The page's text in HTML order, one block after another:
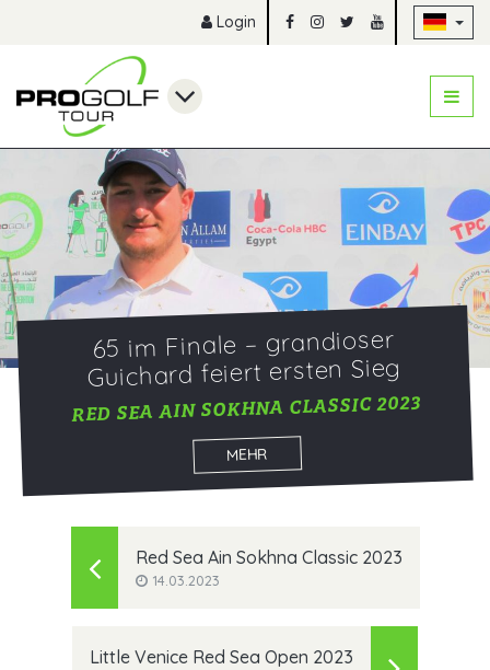
Login
65 im Finale – grandioser
Guichard feiert ersten Sieg
RED SEA AIN SOKHNA CLASSIC 2023
MEHR
Red Sea Ain Sokhna Classic 2023
14.03.2023
Little Venice Red Sea Open 2023